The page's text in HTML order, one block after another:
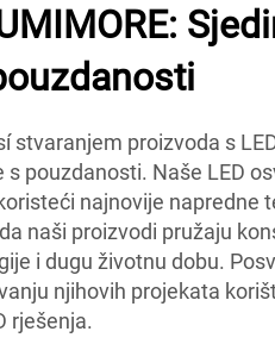
stvaranjem proizvoda s
pouzdanosti. Naše LED
najnovije napredne
naši proizvodi pružaju
i dugu životnu dobu.
njihovih projekata
rješenja.